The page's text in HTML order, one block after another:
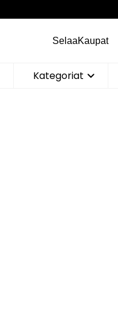
SelaaKaupat
Kategoriat